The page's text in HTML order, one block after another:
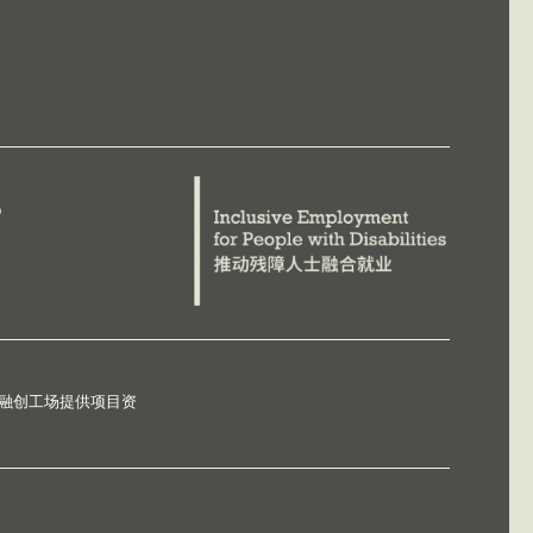
创工场提供项目资